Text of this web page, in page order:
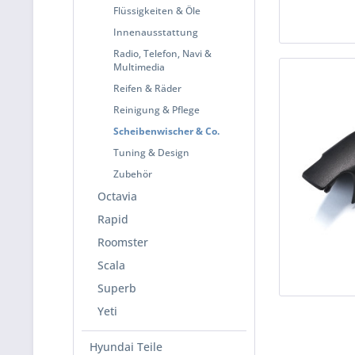
Flüssigkeiten & Öle
Innenausstattung
Radio, Telefon, Navi &
Multimedia
Reifen & Räder
Reinigung & Pflege
Scheibenwischer & Co.
Tuning & Design
Zubehör
Octavia
Rapid
Roomster
Scala
Superb
Yeti
Hyundai Teile